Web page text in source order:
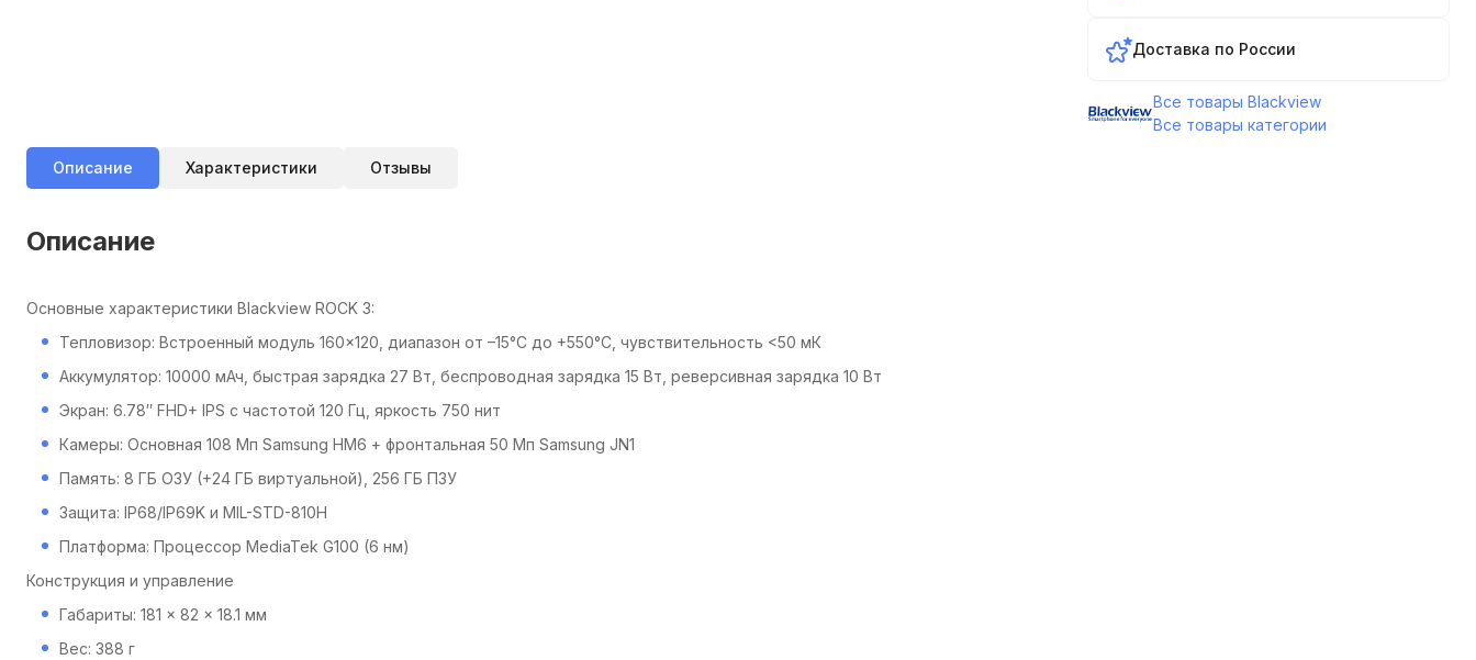
Доставка по России
Все товары Blackview
Все товары категории
Описание Характеристики Отзывы
Описание
Основные характеристики Blackview ROCK 3:
Тепловизор: Встроенный модуль 160×120, диапазон от –15°C до +550°C, чувствительность <50 мК
Аккумулятор: 10000 мАч, быстрая зарядка 27 Вт, беспроводная зарядка 15 Вт, реверсивная зарядка 10 Вт
Экран: 6.78″ FHD+ IPS с частотой 120 Гц, яркость 750 нит
Камеры: Основная 108 Мп Samsung HM6 + фронтальная 50 Мп Samsung JN1
Память: 8 ГБ ОЗУ (+24 ГБ виртуальной), 256 ГБ ПЗУ
Защита: IP68/IP69K и MIL-STD-810H
Платформа: Процессор MediaTek G100 (6 нм)
Конструкция и управление
Габариты: 181 × 82 × 18.1 мм
Вес: 388 г